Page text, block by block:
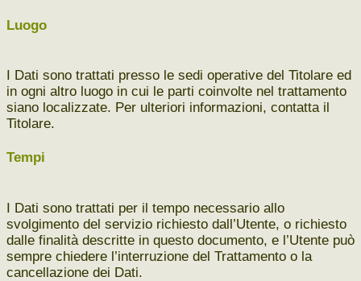
Luogo
I Dati sono trattati presso le sedi operative del Titolare ed
in ogni altro luogo in cui le parti coinvolte nel trattamento
siano localizzate. Per ulteriori informazioni, contatta il
Titolare.
Tempi
I Dati sono trattati per il tempo necessario allo
svolgimento del servizio richiesto dall’Utente, o richiesto
dalle finalità descritte in questo documento, e l’Utente può
sempre chiedere l’interruzione del Trattamento o la
cancellazione dei Dati.